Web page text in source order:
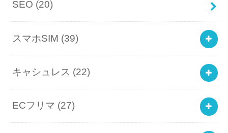
SEO (20)
スマホSIM (39)
キャシュレス (22)
ECフリマ (27)